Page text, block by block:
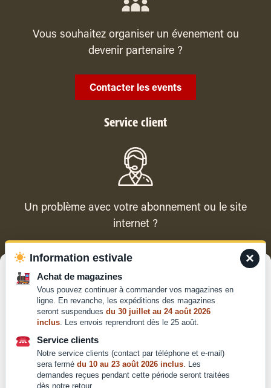
Pour offrir les meilleures expériences, nous utilisons des technologies
telles que les cookies pour stocker et/ou accéder aux informations des
appareils. Le fait de consentir à ces technologies nous permettra de
traiter des données telles que le comportement de navigation ou les ID
uniques sur ce site. Le fait de ne pas consentir ou de retirer son
consentement peut avoir un effet négatif sur certaines caractéristiques
et fonctions.
Vous souhaitez organiser un évenement ou
devenir partenaire ?
Contacter les events
Service client
Un problème avec votre abonnement ou le site
internet ?
Contacter le service client
Mentions légales
Conditions générales de
vente et d'utilisation
×
Information estivale
Achat de magazines
Vous pouvez continuer à commander vos magazines en
ligne. En revanche, les expéditions des magazines
seront suspendues du 30 juillet au 24 août 2026
inclus. Les envois reprendront dès le 25 août.
Service clients
Notre service clients (contact par téléphone et e-mail)
sera fermé du 10 au 23 août 2026 inclus. Les
demandes reçues pendant cette période seront traitées
dès notre retour.